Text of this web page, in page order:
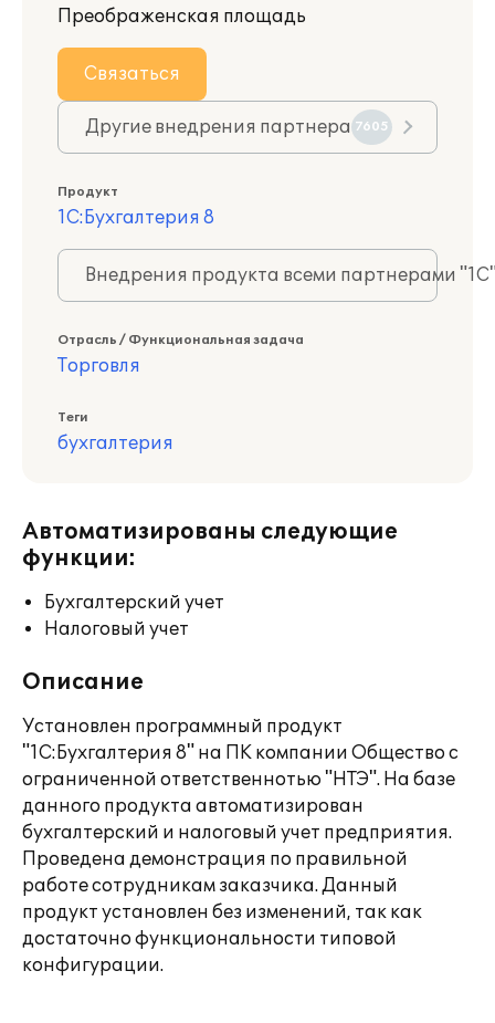
Преображенская площадь
Связаться
Другие внедрения партнера 7605
Продукт
1С:Бухгалтерия 8
Внедрения продукта всеми партнерами
Отрасль / Функциональная задача
Торговля
Теги
бухгалтерия
Автоматизированы следующие
функции:
Бухгалтерский учет
Налоговый учет
Описание
Установлен программный продукт
"1С:Бухгалтерия 8" на ПК компании Общество с
ограниченной ответственнотью "НТЭ". На базе
данного продукта автоматизирован
бухгалтерский и налоговый учет предприятия.
Проведена демонстрация по правильной
работе сотрудникам заказчика. Данный
продукт установлен без изменений, так как
достаточно функциональности типовой
конфигурации.